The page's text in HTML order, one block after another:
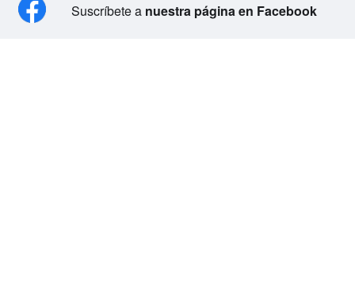
Suscríbete a nuestra página en Facebook